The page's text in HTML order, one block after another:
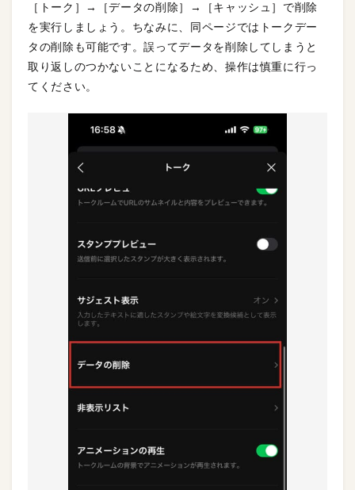
［トーク］→［データの削除］→［キャッシュ］で削除
を実行しましょう。ちなみに、同ページではトークデー
タの削除も可能です。誤ってデータを削除してしまうと
取り返しのつかないことになるため、操作は慎重に行っ
てください。